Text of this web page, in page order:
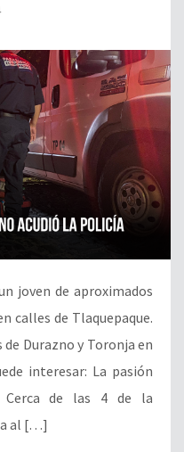
joven de aproximados
calles de Tlaquepaque.
Durazno y Toronja en
interesar: La pasión
Cerca de las 4 de la
al […]